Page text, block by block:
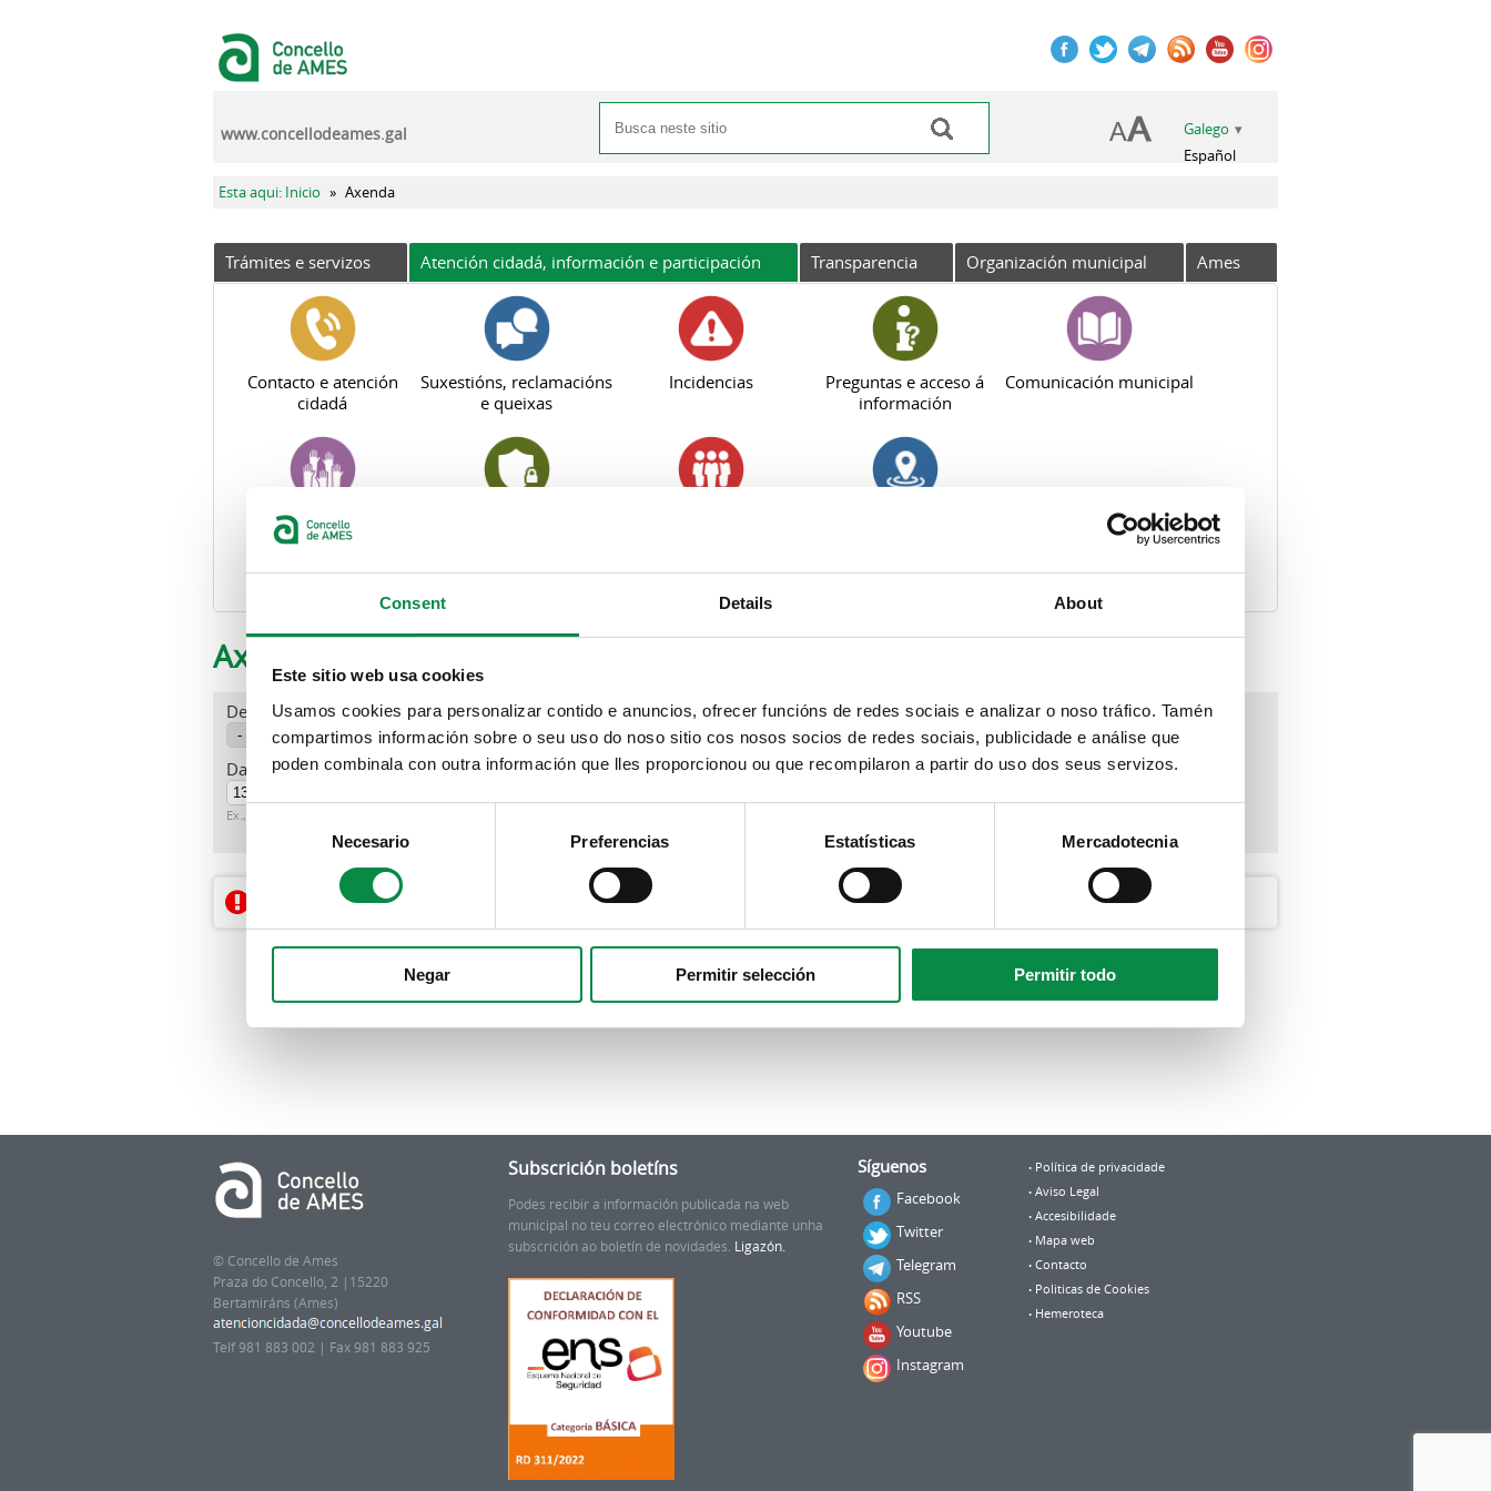
Consent Details About
Este sitio web usa cookies
Usamos cookies para personalizar contido e anuncios, ofrecer funcións de redes sociais e analizar o noso tráfico. Tamén
compartimos información sobre o seu uso do noso sitio cos nosos socios de redes sociais, publicidade e análise que
poden combinala con outra información que lles proporcionou ou que recompilaron a partir do uso dos seus servizos.
Necesario Preferencias Estatísticas Mercadotecnia
Negar Permitir selección Permitir todo
Formulario de busca
Buscar
Galego
Español
www.concellodeames.gal
Vostede está aquí
Esta aqui: Inicio » Axenda
Trámites e servizos Atención cidadá, información e participación Transparencia Organización municipal Ames
Contacto e atención
cidadá
Suxestións, reclamacións
e queixas
Incidencias
Preguntas e acceso á
información
Comunicación municipal
Participación
Axenda
Departamento Tipo Tema
Data
Data
Ex., 06-08-2026
Palabras chave
Non hai resultados dispoñibles
© Concello de Ames
Praza do Concello, 2 |15220
Bertamiráns (Ames)
Telf 981 883 002 | Fax 981 883 925
Subscrición boletíns
Podes recibir a información publicada na web
municipal no teu correo electrónico mediante unha
subscrición ao boletín de novidades. Ligazón.
Síguenos
Facebook
Twitter
Telegram
RSS
Youtube
Instagram
Política de privacidade
Aviso Legal
Accesibilidade
Mapa web
Contacto
Politicas de Cookies
Hemeroteca